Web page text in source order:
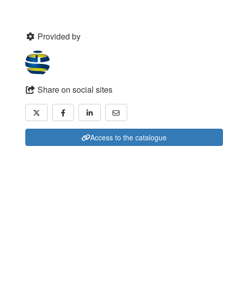
Provided by
Share on social sites
Access to the catalogue